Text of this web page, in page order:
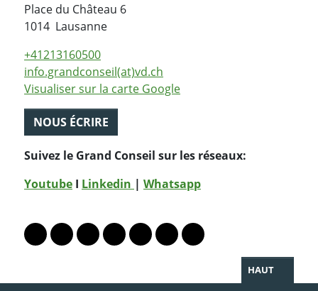
Place du Château 6
1014 LausanneSuisse
+41213160500
info.grandconseil(at)vd.ch
Visualiser sur la carte Google
NOUS ÉCRIRE
Suivez le Grand Conseil sur les réseaux:
Youtube I Linkedin | Whatsapp
Lien vers le profil Mastodon
Lien vers le profil Bluesky
Lien vers le profil Instagram
Lien vers le profil Linkedin
Lien vers le profil Facebook
Lien vers le profil Twitter
Partager par WhatsApp
HAUT